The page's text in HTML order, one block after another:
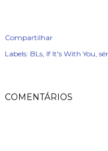
Compartilhar
Labels: BLs If It's With You
COMENTÁRIOS